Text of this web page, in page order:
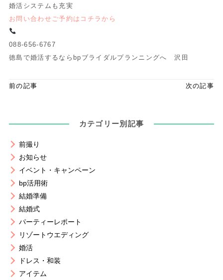
婚活システムも充実
お問い合わせご予約はコチラから
088-656-6767
徳島で婚活するならbpブライダルプランニングへ 沢田
前の記事 次の記事
カテゴリー別記事
前撮り
お知らせ
イベント・キャンペーン
bp活用術
結婚準備
結婚式
パーティーレポート
リゾートウエディング
婚活
ドレス・和装
アイテム